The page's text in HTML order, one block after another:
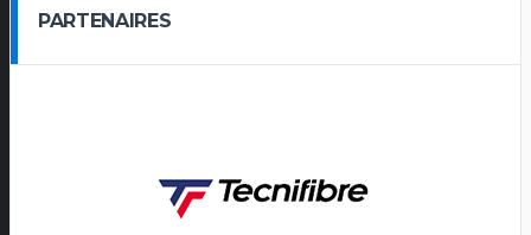
PARTENAIRES